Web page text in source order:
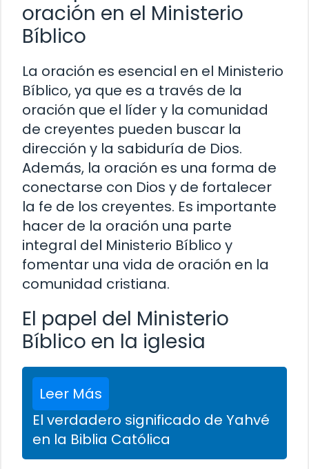
oración en el Ministerio
Bíblico
La oración es esencial en el Ministerio
Bíblico, ya que es a través de la
oración que el líder y la comunidad
de creyentes pueden buscar la
dirección y la sabiduría de Dios.
Además, la oración es una forma de
conectarse con Dios y de fortalecer
la fe de los creyentes. Es importante
hacer de la oración una parte
integral del Ministerio Bíblico y
fomentar una vida de oración en la
comunidad cristiana.
El papel del Ministerio
Bíblico en la iglesia
Leer Más
El verdadero significado de Yahvé
en la Biblia Católica